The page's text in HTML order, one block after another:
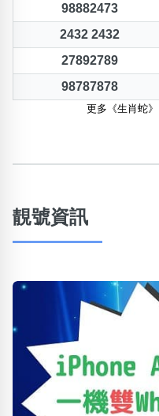
98882473
2432 2432
27892789
98787878
更多《生肖蛇》..
靚號資訊